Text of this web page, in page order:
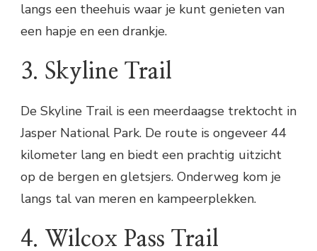
langs een theehuis waar je kunt genieten van
een hapje en een drankje.
3. Skyline Trail
De Skyline Trail is een meerdaagse trektocht in
Jasper National Park. De route is ongeveer 44
kilometer lang en biedt een prachtig uitzicht
op de bergen en gletsjers. Onderweg kom je
langs tal van meren en kampeerplekken.
4. Wilcox Pass Trail